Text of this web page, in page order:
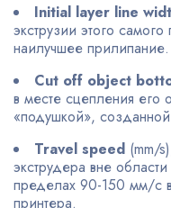
Initial layer line
экструзии этого
наилучшее прилипание.
Cut off object
в месте сцепления его
«подушкой»,
Travel speed (mm/
экструдера вне
пределах 90-150 мм/с
принтера.